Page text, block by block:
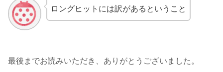
ロングヒットには訳があるということ
最後までお読みいただき、ありがとうございました。